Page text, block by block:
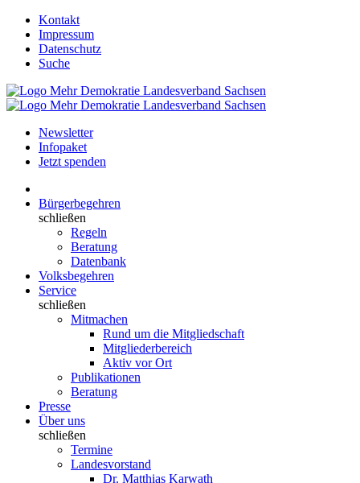
Kontakt
Impressum
Datenschutz
Suche
Newsletter
Infopaket
Jetzt spenden
Bürgerbegehren
schließen
Regeln
Beratung
Datenbank
Volksbegehren
Service
schließen
Mitmachen
Rund um die Mitgliedschaft
Mitgliederbereich
Aktiv vor Ort
Publikationen
Beratung
Presse
Über uns
schließen
Termine
Landesvorstand
Dr. Matthias Karwath